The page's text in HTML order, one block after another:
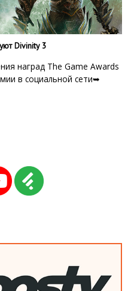
Divinity 3
наград The Game Awards
в социальной сети➥